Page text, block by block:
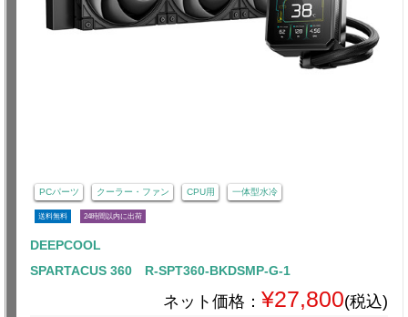
PCパーツ クーラー・ファン CPU用 一体型水冷
送料無料 24時間以内に出荷
DEEPCOOL
SPARTACUS 360 R-SPT360-BKDSMP-G-1
ネット価格： ¥27,800(税込)